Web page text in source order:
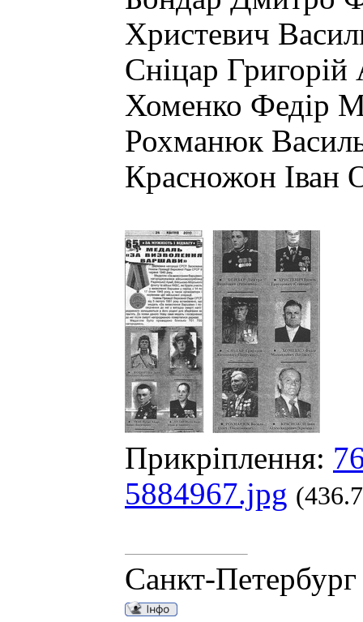
Христевич
Сніцар
Хоменко Федір
Рохманюк
Красножон Іван
Прикріплення:
5884967.jpg
Санкт-Петербург